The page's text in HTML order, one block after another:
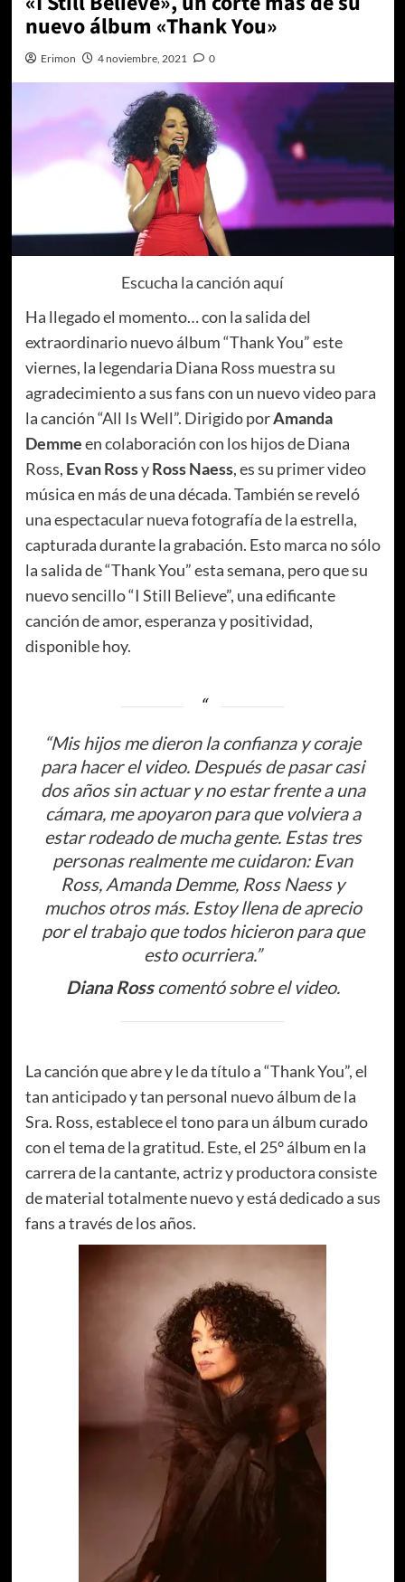
nuevo álbum «Thank You»
Erimon 4 noviembre, 2021 0
Escucha la canción aquí
Ha llegado el momento… con la salida del
extraordinario nuevo álbum “Thank You” este
viernes, la legendaria Diana Ross muestra su
agradecimiento a sus fans con un nuevo video para
la canción “All Is Well”. Dirigido porAmanda
Demmeen colaboración con los hijos de Diana
Ross, Evan RossyRoss Naess, es su primer video
música en más de una década. También se reveló
una espectacular nueva fotografía de la estrella,
capturada durante la grabación. Esto marca no sólo
la salida de “Thank You” esta semana, pero que su
nuevo sencillo “I Still Believe”, una edificante
canción de amor, esperanza y positividad,
disponible hoy.
“Mis hijos me dieron la confianza y coraje
para hacer el video. Después de pasar casi
dos años sin actuar y no estar frente a una
cámara, me apoyaron para que volviera a
estar rodeado de mucha gente. Estas tres
personas realmente me cuidaron: Evan
Ross, Amanda Demme, Ross Naess y
muchos otros más. Estoy llena de aprecio
por el trabajo que todos hicieron para que
esto ocurriera.”
Diana Rosscomentó sobre el video.
La canción que abre y le da título a “Thank You”, el
tan anticipado y tan personal nuevo álbum de la
Sra. Ross, establece el tono para un álbum curado
con el tema de la gratitud. Este, el 25° álbum en la
carrera de la cantante, actriz y productora consiste
de material totalmente nuevo y está dedicado a sus
fans a través de los años.